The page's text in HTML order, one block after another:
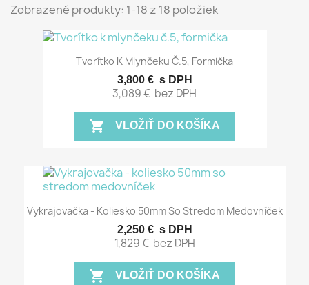
Zobrazené produkty: 1-18 z 18 položiek
Tvorítko K Mlynčeku Č.5, Formička
3,800 € s DPH
3,089 € bez DPH
shopping_cart VLOŽIŤ DO KOŠÍKA
Vykrajovačka - Koliesko 50mm So Stredom Medovníček
2,250 € s DPH
1,829 € bez DPH
shopping_cart VLOŽIŤ DO KOŠÍKA